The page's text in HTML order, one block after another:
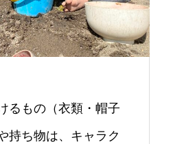
るもの（衣類・帽子
持ち物は、キャラク